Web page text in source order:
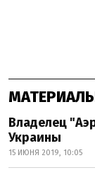
Владелец
Украины
15 ИЮНЯ 2019, 10:05